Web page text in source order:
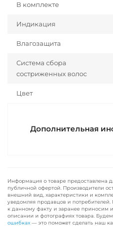
В комплекте
Индикация
Влагозащита
Система сбора
состриженных волос
Цвет
Дополнительная
Информация о товаре предоставлена
публичной офертой. Производители
внешний вид, характеристики и
уведомляя продавцов и
к данному факту и заранее приносим
описании и фотографиях товара.
ошибках — это поможет сделать наш